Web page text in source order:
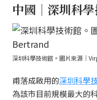
中國｜深圳科
深圳科學技術館。圖片來源｜
甫落成啟用的深圳科學
為該市目前規模最大的